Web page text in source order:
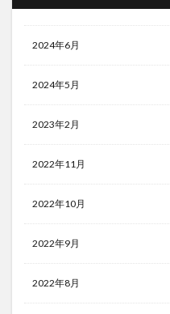
2024年6月
2024年5月
2023年2月
2022年11月
2022年10月
2022年9月
2022年8月